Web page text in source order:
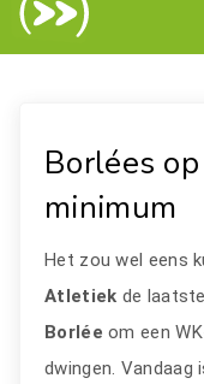
Borlées
minimum
Het zou wel eens
Atletiek de
Borlée om een
dwingen. Vandaag